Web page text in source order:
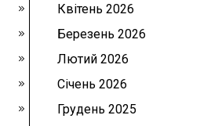
Квітень 2026
Березень 2026
Лютий 2026
Січень 2026
Грудень 2025